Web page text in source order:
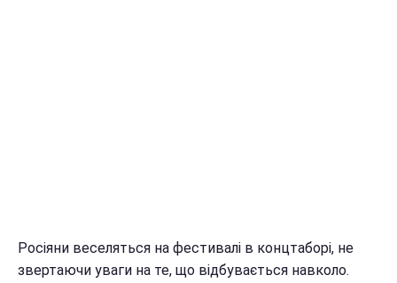
Росіяни веселяться на фестивалі в концтаборі, не
звертаючи уваги на те, що відбувається навколо.